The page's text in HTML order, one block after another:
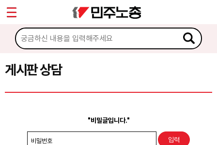
게시판 상담
"비밀글입니다."
비밀번호
마이페이지
소개
소식
노동상담
권리찾기수첩 검색
Sketchbook5, 스케치북5
Sketchbook5, 스케치북5